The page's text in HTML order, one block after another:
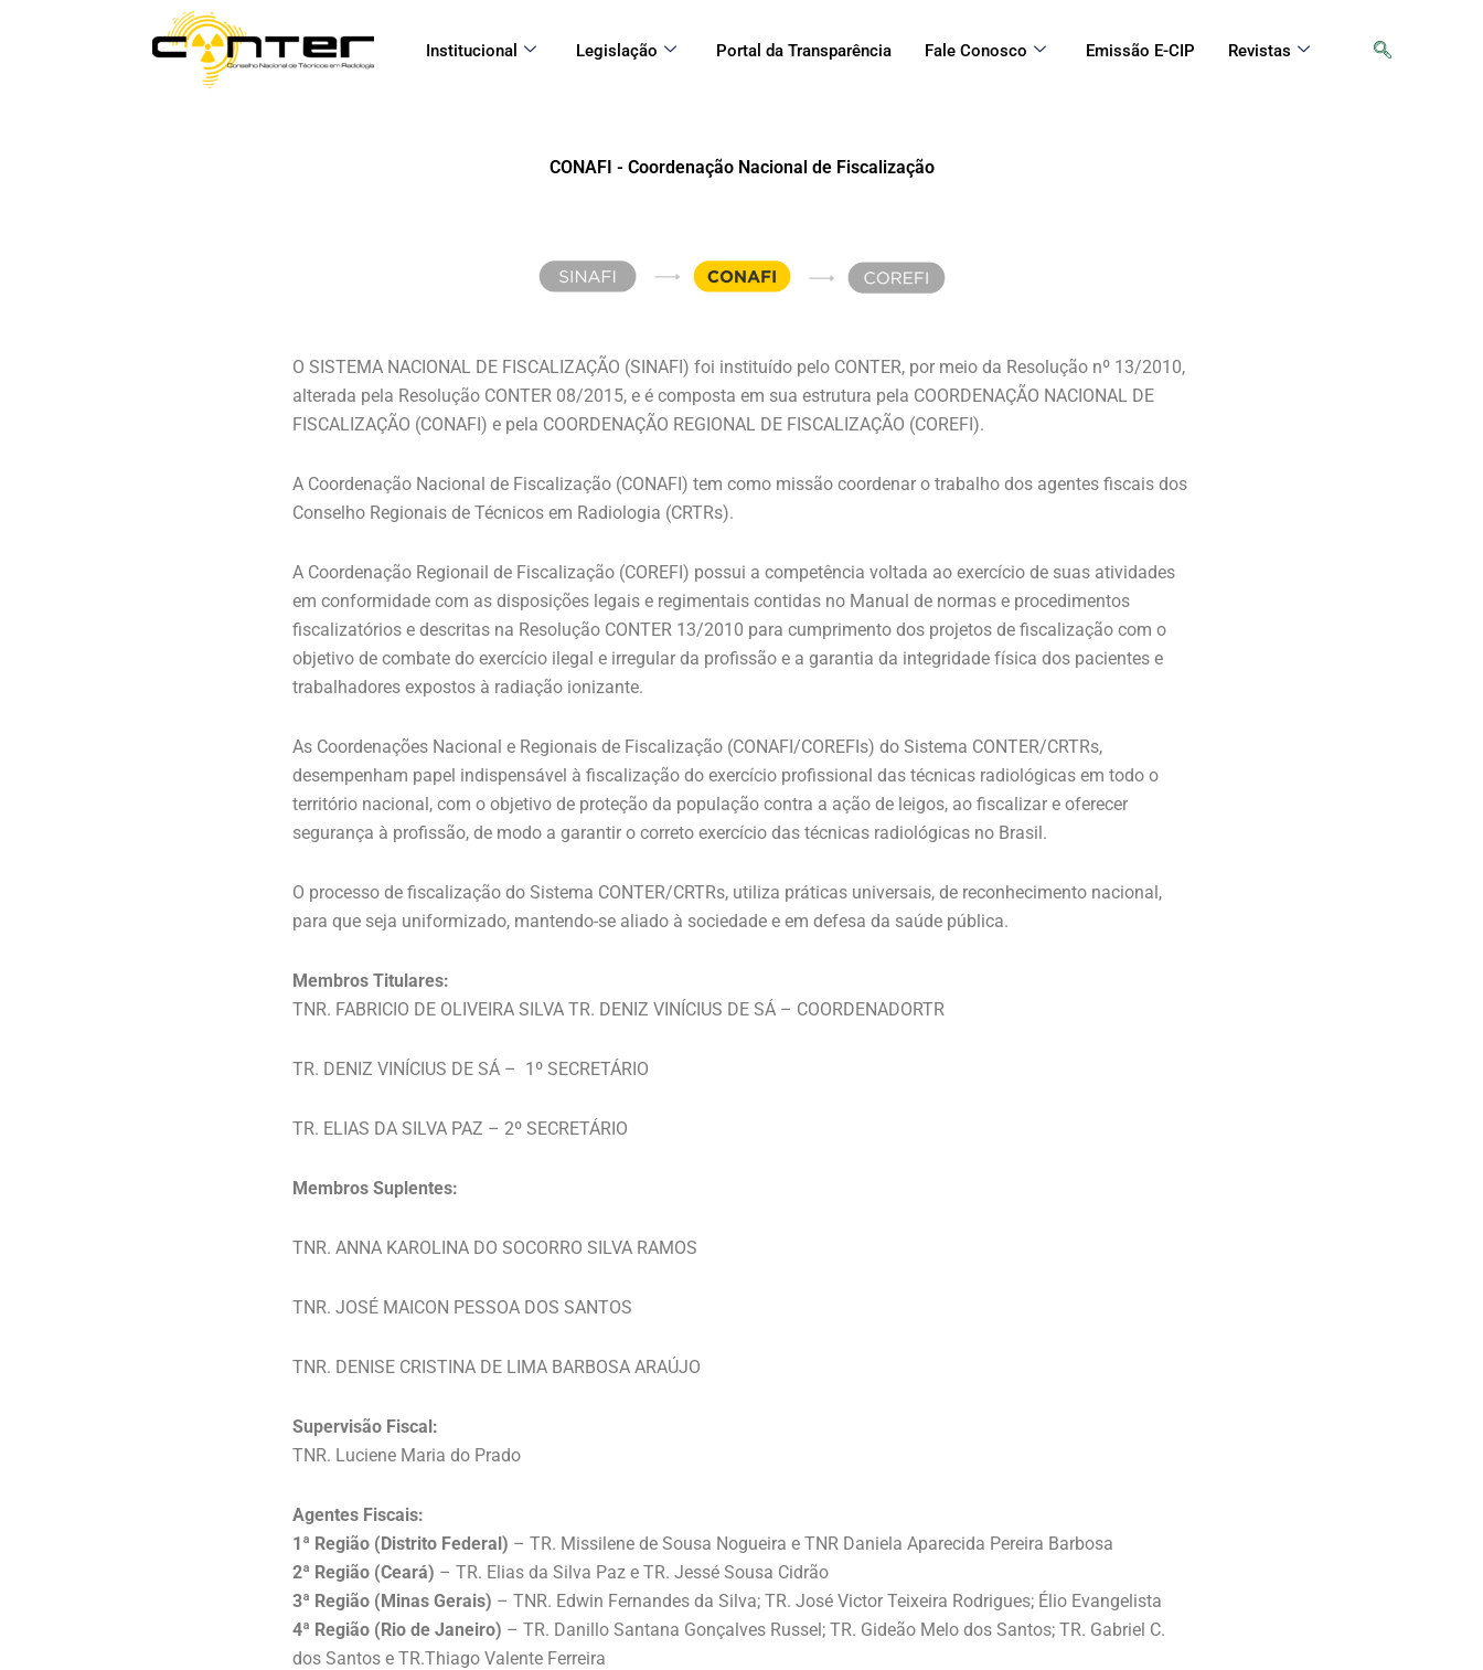
Institucional Legislação Portal da Transparência Fale Conosco Emissão E-CIP Revistas
CONAFI - Coordenação Nacional de Fiscalização
O SISTEMA NACIONAL DE FISCALIZAÇÃO (SINAFI) foi instituído pelo CONTER, por meio da Resolução nº 13/2010,
alterada pela Resolução CONTER 08/2015, e é composta em sua estrutura pela COORDENAÇÃO NACIONAL DE
FISCALIZAÇÃO (CONAFI) e pela COORDENAÇÃO REGIONAL DE FISCALIZAÇÃO (COREFI).
A Coordenação Nacional de Fiscalização (CONAFI) tem como missão coordenar o trabalho dos agentes fiscais dos
Conselho Regionais de Técnicos em Radiologia (CRTRs).
A Coordenação Regionail de Fiscalização (COREFI) possui a competência voltada ao exercício de suas atividades
em conformidade com as disposições legais e regimentais contidas no Manual de normas e procedimentos
fiscalizatórios e descritas na Resolução CONTER 13/2010 para cumprimento dos projetos de fiscalização com o
objetivo de combate do exercício ilegal e irregular da profissão e a garantia da integridade física dos pacientes e
trabalhadores expostos à radiação ionizante.
As Coordenações Nacional e Regionais de Fiscalização (CONAFI/COREFIs) do Sistema CONTER/CRTRs,
desempenham papel indispensável à fiscalização do exercício profissional das técnicas radiológicas em todo o
território nacional, com o objetivo de proteção da população contra a ação de leigos, ao fiscalizar e oferecer
segurança à profissão, de modo a garantir o correto exercício das técnicas radiológicas no Brasil.
O processo de fiscalização do Sistema CONTER/CRTRs, utiliza práticas universais, de reconhecimento nacional,
para que seja uniformizado, mantendo-se aliado à sociedade e em defesa da saúde pública.
Membros Titulares:
TNR. FABRICIO DE OLIVEIRA SILVA TR. DENIZ VINÍCIUS DE SÁ – COORDENADORTR
TR. DENIZ VINÍCIUS DE SÁ – 1º SECRETÁRIO
TR. ELIAS DA SILVA PAZ – 2º SECRETÁRIO
Membros Suplentes:
TNR. ANNA KAROLINA DO SOCORRO SILVA RAMOS
TNR. JOSÉ MAICON PESSOA DOS SANTOS
TNR. DENISE CRISTINA DE LIMA BARBOSA ARAÚJO
Supervisão Fiscal:
TNR. Luciene Maria do Prado
Agentes Fiscais:
1ª Região (Distrito Federal) – TR. Missilene de Sousa Nogueira e TNR Daniela Aparecida Pereira Barbosa
2ª Região (Ceará) – TR. Elias da Silva Paz e TR. Jessé Sousa Cidrão
3ª Região (Minas Gerais) – TNR. Edwin Fernandes da Silva; TR. José Victor Teixeira Rodrigues; Élio Evangelista
4ª Região (Rio de Janeiro) – TR. Danillo Santana Gonçalves Russel; TR. Gideão Melo dos Santos; TR. Gabriel C.
dos Santos e TR.Thiago Valente Ferreira